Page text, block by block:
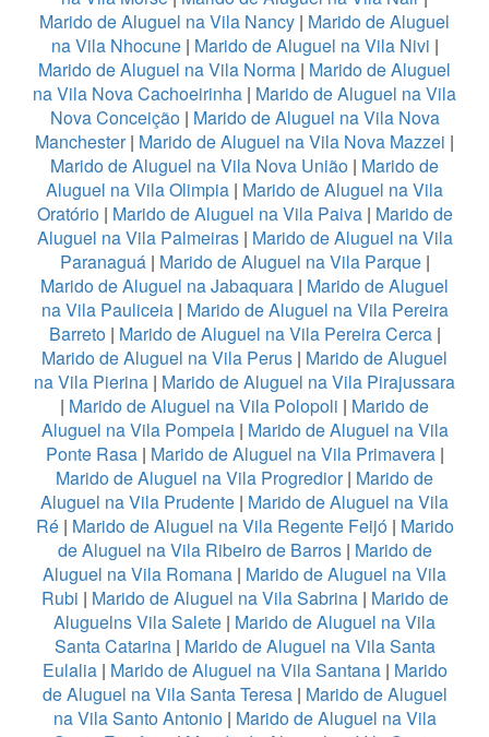
Marido de Aluguel na Vila Nancy | Marido de Aluguel
na Vila Nhocune| Marido de Aluguel na Vila Nivi |
Marido de Aluguel na Vila Norma | Marido de Aluguel
na Vila Nova Cachoeirinha | Marido de Aluguel na Vila
Nova Conceição| Marido de Aluguel na Vila Nova
Manchester| Marido de Aluguel na Vila Nova Mazzei |
Marido de Aluguel na Vila Nova União | Marido de
Aluguel na Vila Olimpia | Marido de Aluguel na Vila
Oratório| Marido de Aluguel na Vila Paiva| Marido de
Aluguel na Vila Palmeiras| Marido de Aluguel na Vila
Paranaguá| Marido de Aluguel na Vila Parque|
Marido de Aluguel na Jabaquara | Marido de Aluguel
na Vila Pauliceia| Marido de Aluguel na Vila Pereira
Barreto| Marido de Aluguel na Vila Pereira Cerca|
Marido de Aluguel na Vila Perus | Marido de Aluguel
na Vila Pierina | Marido de Aluguel na Vila Pirajussara
| Marido de Aluguel na Vila Polopoli | Marido de
Aluguel na Vila Pompeia| Marido de Aluguel na Vila
Ponte Rasa| Marido de Aluguel na Vila Primavera|
Marido de Aluguel na Vila Progredior| Marido de
Aluguel na Vila Prudente | Marido de Aluguel na Vila
Ré| Marido de Aluguel na Vila Regente Feijó| Marido
de Aluguel na Vila Ribeiro de Barros| Marido de
Aluguel na Vila Romana | Marido de Aluguel na Vila
Rubi | Marido de Aluguel na Vila Sabrina| Marido de
Aluguelns Vila Salete | Marido de Aluguel na Vila
Santa Catarina| Marido de Aluguel na Vila Santa
Eulalia| Marido de Aluguel na Vila Santana| Marido
de Aluguel na Vila Santa Teresa| Marido de Aluguel
na Vila Santo Antonio| Marido de Aluguel na Vila